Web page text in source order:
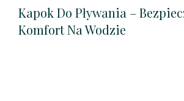
Kapok Do Pływania –
Komfort Na Wodzie